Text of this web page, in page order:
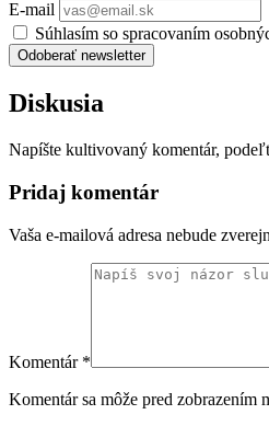
E-mail
Súhlasím so spracovaním
Odoberať newsletter
Diskusia
Napíšte kultivovaný komentár,
Pridaj komentár
Vaša e-mailová adresa nebude
Komentár *
Komentár sa môže pred zobrazením